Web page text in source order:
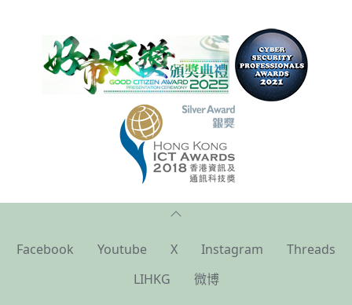
Facebook Youtube X Instagram
Threads
LIHKG
微博